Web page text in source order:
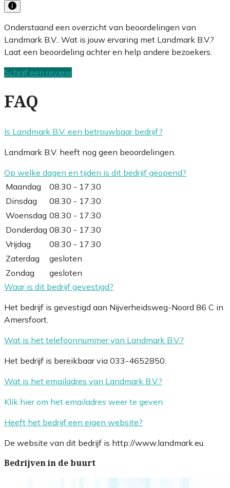
Onderstaand een overzicht van beoordelingen van
Landmark B.V.. Wat is jouw ervaring met Landmark B.V.?
Laat een beoordeling achter en help andere bezoekers.
Schrijf een review
FAQ
Is Landmark B.V. een betrouwbaar bedrijf?
Landmark B.V. heeft nog geen beoordelingen.
Op welke dagen en tijden is dit bedrijf geopend?
Maandag
08.30 - 17.30
Dinsdag
08.30 - 17.30
Woensdag 08.30 - 17.30
Donderdag 08.30 - 17.30
Vrijdag
08.30 - 17.30
Zaterdag
gesloten
Zondag
gesloten
Waar is dit bedrijf gevestigd?
Het bedrijf is gevestigd aan Nijverheidsweg-Noord 86 C in
Amersfoort.
Wat is het telefoonnummer van Landmark B.V.?
Het bedrijf is bereikbaar via 033-4652850.
Wat is het emailadres van Landmark B.V.?
Klik hier om het emailadres weer te geven.
Heeft het bedrijf een eigen website?
De website van dit bedrijf is http://www.landmark.eu.
Bedrijven in de buurt